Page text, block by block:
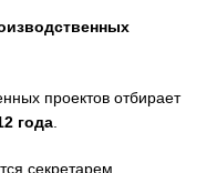
проектов отбирает
года
секретарем